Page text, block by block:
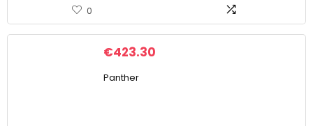
0
€423.30
Panther